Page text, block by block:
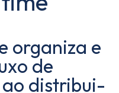
organiza e
de
distribui-